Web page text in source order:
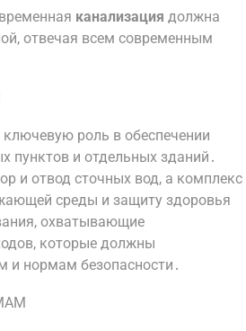
канализация должна
отвечая всем современным
роль в обеспечении
пунктов и отдельных зданий․
и отвод сточных вод, а комплекс
среды и защиту здоровья
охватывающие
которые должны
и нормам безопасности․